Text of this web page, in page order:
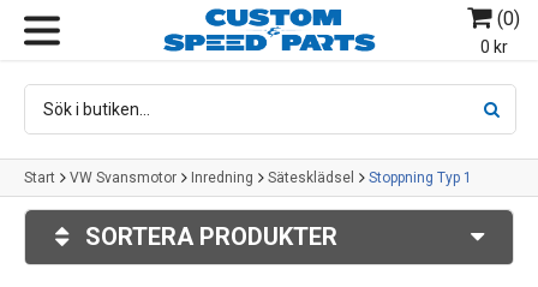
(0)
0 kr
Start VW Svansmotor Inredning Sätesklädsel Stoppning Typ 1
SORTERA PRODUKTER